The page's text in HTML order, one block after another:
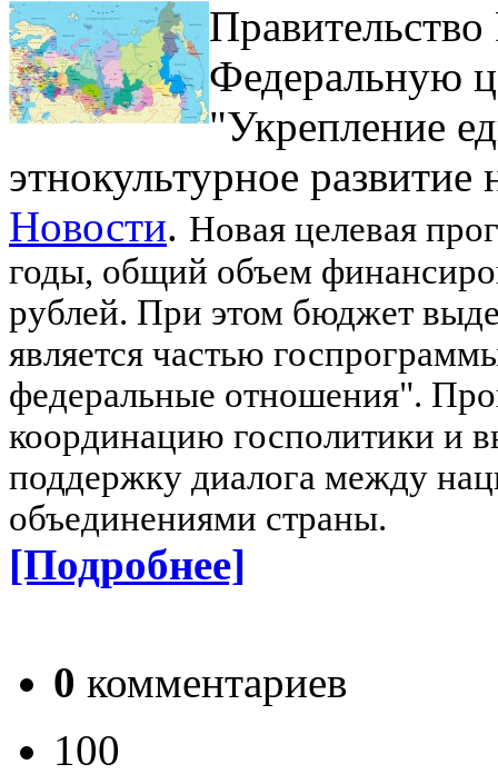
Федеральную
"Укрепление
этнокультурное
Новости. Новая целевая
годы, общий объем
рублей. При этом бюджет
является частью
федеральные отношения".
координацию госполитики и
поддержку диалога между
объединениями страны.
[Подробнее]
0 комментариев
100